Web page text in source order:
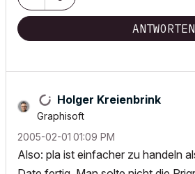
ANTWORTEN
Holger Kreienbrink
Graphisoft
‎2005-02-01 01:09 PM
Also: pla ist einfacher zu handeln